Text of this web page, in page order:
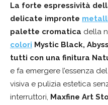
La forte espressività
delicate impronte
palette cromatica della
colori Mystic Black,
tutti con una finitura
e fa emergere l’essenza
visiva e pulizia estetica
interruttori, Maxfine Art